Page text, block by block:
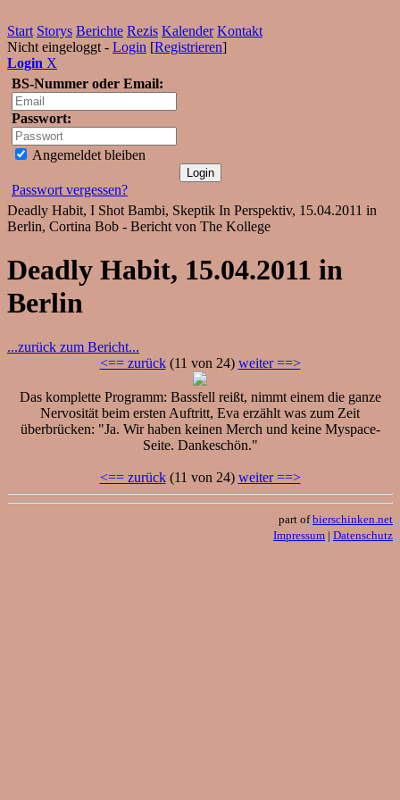
Start Storys Berichte Rezis Kalender Kontakt
Nicht eingeloggt - Login [Registrieren]
Login X
BS-Nummer oder Email:
Passwort:
Angemeldet bleiben
Passwort vergessen?
Deadly Habit, I Shot Bambi, Skeptik In Perspektiv, 15.04.2011 in
Berlin, Cortina Bob - Bericht von The Kollege
Deadly Habit, 15.04.2011 in
Berlin
...zurück zum Bericht...
<== zurück(11 von 24) weiter ==>
Das komplette Programm: Bassfell reißt, nimmt einem die ganze
Nervosität beim ersten Auftritt, Eva erzählt was zum Zeit
überbrücken: "Ja. Wir haben keinen Merch und keine Myspace-
Seite. Dankeschön."
<== zurück(11 von 24) weiter ==>
part ofbierschinken.net
Impressum | Datenschutz